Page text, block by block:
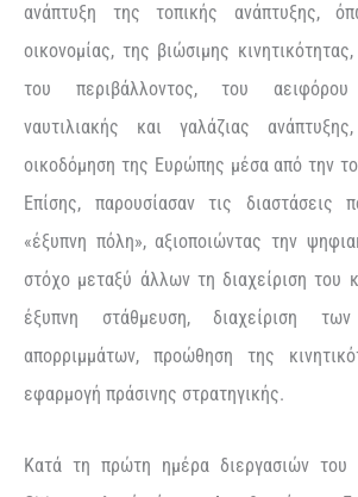
ανάπτυξη της τοπικής ανάπτυξης,
οικονομίας, της βιώσιμης
του περιβάλλοντος, του
ναυτιλιακής και γαλάζιας
οικοδόμηση της Ευρώπης μέσα από την
Επίσης, παρουσίασαν τις διαστάσεις
«έξυπνη πόλη», αξιοποιώντας την
στόχο μεταξύ άλλων τη διαχείριση του
έξυπνη στάθμευση, διαχείριση
απορριμμάτων, προώθηση της
εφαρμογή πράσινης στρατηγικής.
Κατά τη πρώτη ημέρα διεργασιών του